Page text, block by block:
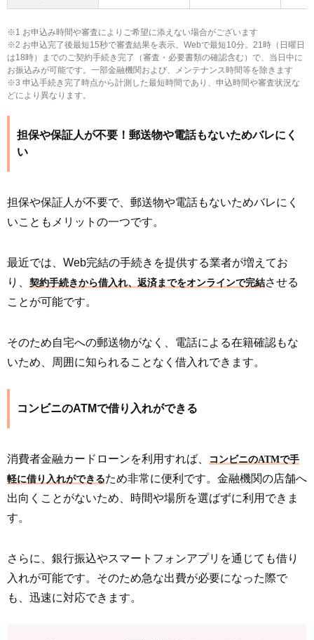
※1 お申込み時間や審査によりご希望に添えない場合がございます
※2 お申込完了後最短15秒で審査結果を表示。Webで最短10分。21時（日曜日
は18時）までのご契約手続き完了（審査・必要書類の確認含む）で、当日中に
お振込みが可能です。一部金融機関および、メンテナンス時間等を除きます
※3 申込手続き完了時点から計測した最短時間であり、申込時間や審査状況な
どにより異なります。
担保や保証人が不要！郵送物や電話もないためバレにく
い
担保や保証人が不要で、郵送物や電話もないためバレにく
いこともメリットの一つです。
最近では、Web完結の手続きを提供する業者が増えてお
り、 契約手続きから借入れ、返済までをオンラインで完結させる
ことが可能です。
そのため自宅への郵送物がなく、電話による在籍確認もな
いため、周囲に知られることなく借入れできます。
コンビニのATMで借り入れができる
消費者金融カードローンを利用すれば、
コンビニのATMで手
軽に借り入れができるため非常に便利です。金融機関の店舗へ
出向くことがないため、時間や場所を選ばずに利用できま
す。
さらに、銀行振込やスマートフォンアプリを通じても借り
入れが可能です。そのため急な出費が必要になった際で
も、迅速に対応できます。